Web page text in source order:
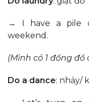
→ I have a pile
weekend.
(Mình có 1 đống đồ
Do a dance: nhảy/